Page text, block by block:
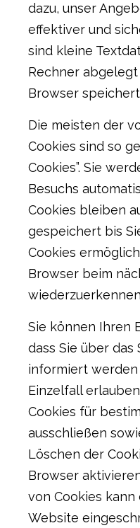
dazu, unser
effektiver und
sind kleine
Rechner
Browser
Die meisten der
Cookies sind so
Cookies”. Sie
Besuchs
Cookies bleiben
gespeichert bis
Cookies
Browser beim
Sie können Ihren
dass Sie über das
informiert werden
Einzelfall
Cookies für
ausschließen
Löschen der
Browser
von Cookies
Website